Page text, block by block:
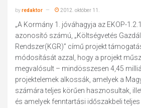
byredaktor 2012. október 11.
„A Kormány 1. jóváhagyja az EKOP-
azonosító számú, „Költségvetés
Rendszer(KGR)” című projekt
módosítását azzal, hogy a projekt
megvalósult – mindösszesen 4,45
projektelemek alkossák, amelyek a
számára teljes körűen hasznosultak,
és amelyek fenntartási időszakbeli